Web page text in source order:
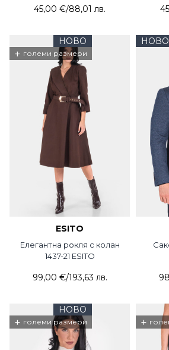
45,00 €/88,01 лв.
НОВО
+ големи размери
ESITO
Елегантна рокля с колан
1437-21 ESITO
99,00 €/193,63 лв.
НОВО
Сако-189
НОВО
+ големи размери +